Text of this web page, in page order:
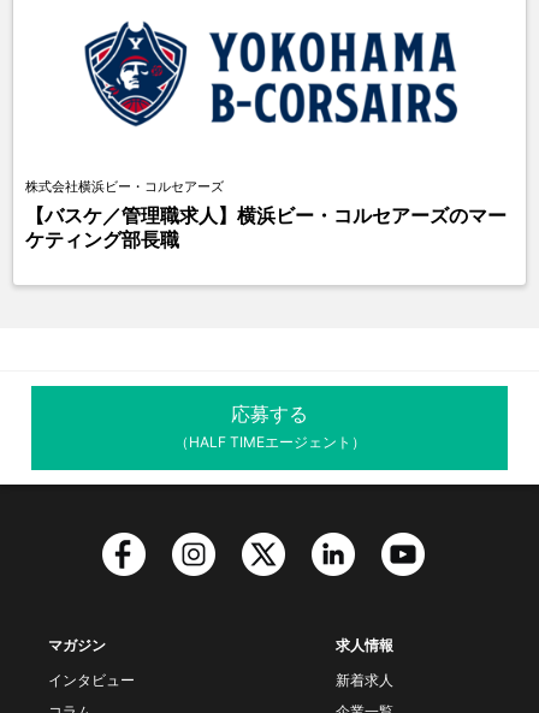
株式会社横浜ビー・コルセアーズ
【バスケ／管理職求人】横浜ビー・コルセアーズのマー
ケティング部長職
応募する
（HALF TIMEエージェント）
マガジン
インタビュー
求人情報
新着求人